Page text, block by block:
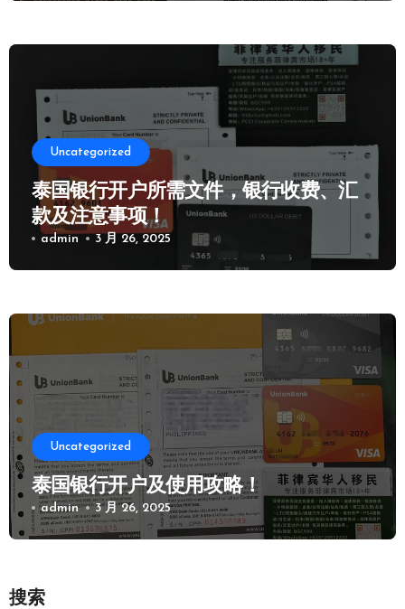
Uncategorized
泰国银行开户所需文件，银行收费、汇
款及注意事项！
admin 3 月 26, 2025
Uncategorized
泰国银行开户及使用攻略！
admin 3 月 26, 2025
搜索